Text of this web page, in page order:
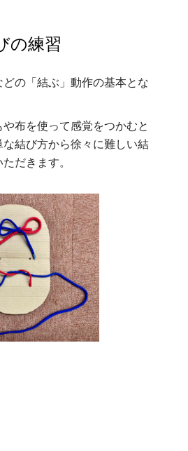
の練習
の「結ぶ」動作の基本とな
布を使って感覚をつかむと
結び方から徐々に難しい結
だきます。